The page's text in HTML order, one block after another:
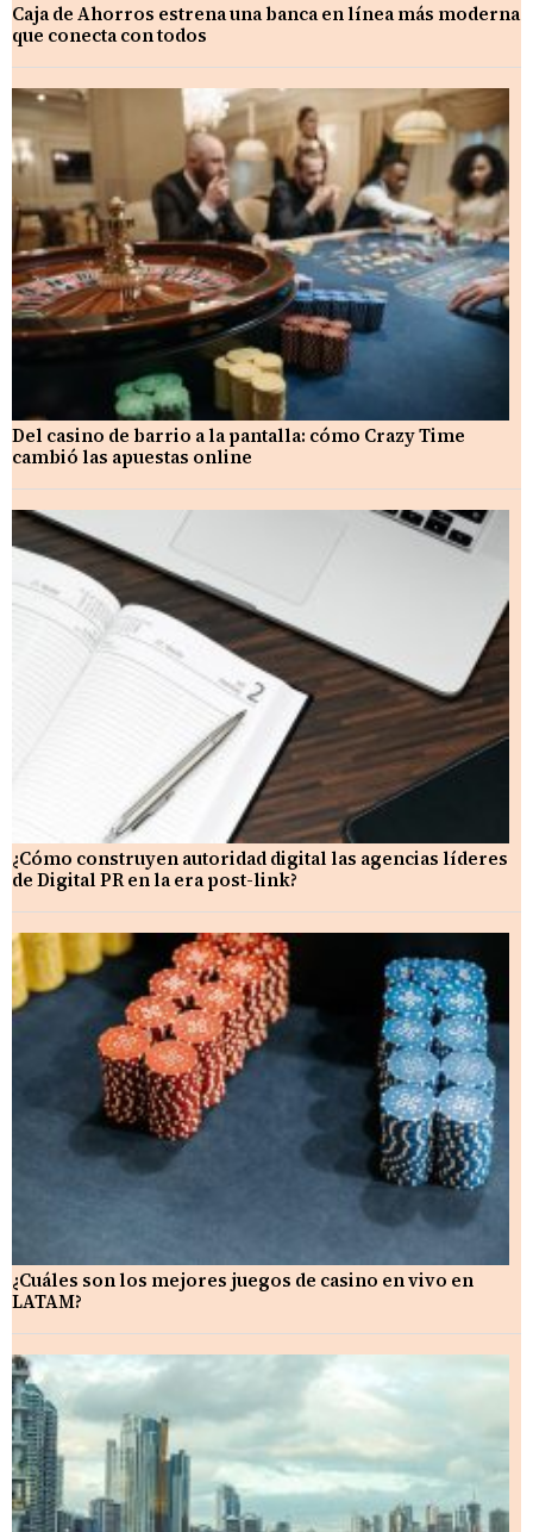
Caja de Ahorros estrena una banca en línea más moderna
que conecta con todos
Del casino de barrio a la pantalla: cómo Crazy Time
cambió las apuestas online
¿Cómo construyen autoridad digital las agencias líderes
de Digital PR en la era post-link?
¿Cuáles son los mejores juegos de casino en vivo en
LATAM?